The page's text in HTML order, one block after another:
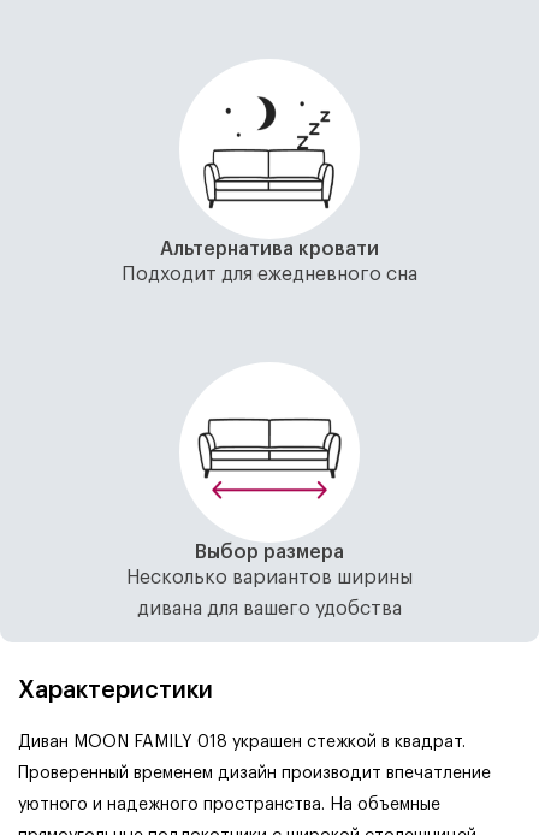
Альтернатива кровати
Подходит для ежедневного сна
Выбор размера
Несколько вариантов ширины
дивана для вашего удобства
Характеристики
Диван MOON FAMILY 018 украшен стежкой в квадрат.
Проверенный временем дизайн производит впечатление
уютного и надежного пространства. На объемные